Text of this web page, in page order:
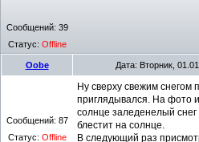
Сообщений: 39
Статус: Offline
Oobe Дата: Вторник,
Сообщений: 87
Статус: Offline
Ну сверху свежим снегом
приглядывался. На фото
солнце заледенелый
блестит на солнце.
В следующий раз